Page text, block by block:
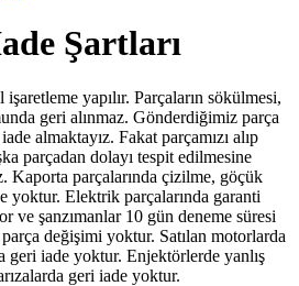
Şartları
işaretleme yapılır. Parçaların sökülmesi,
geri alınmaz. Gönderdiğimiz parça
almaktayız. Fakat parçamızı alıp
parçadan dolayı tespit edilmesine
parçalarında çizilme, göçük
yoktur. Elektrik parçalarında garanti
ve şanzımanlar 10 gün deneme süresi
değişimi yoktur. Satılan motorlarda
geri iade yoktur. Enjektörlerde yanlış
geri iade yoktur.